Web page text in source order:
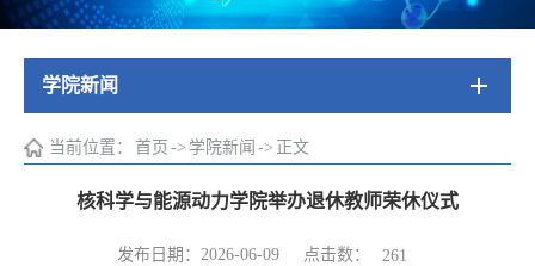
学院新闻
当前位置： 首页 -> 学院新闻 -> 正文
核科学与能源动力学院举办退休教师荣休仪式
发布日期：2026-06-09 点击数： 261